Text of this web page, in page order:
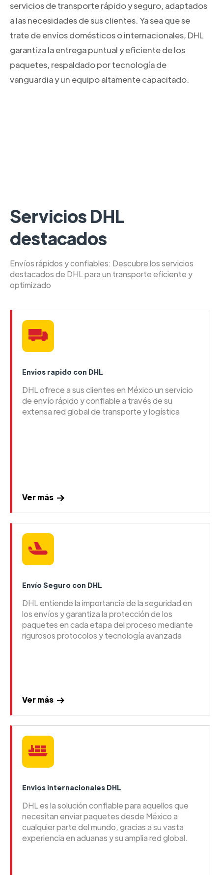
servicios de transporte rápido y seguro, adaptados
a las necesidades de sus clientes. Ya sea que se
trate de envíos domésticos o internacionales, DHL
garantiza la entrega puntual y eficiente de los
paquetes, respaldado por tecnología de
vanguardia y un equipo altamente capacitado.
Servicios DHL
destacados
Envíos rápidos y confiables: Descubre los servicios
destacados de DHL para un transporte eficiente y
optimizado
Envios rapido con DHL
DHL ofrece a sus clientes en México un servicio
de envío rápido y confiable a través de su
extensa red global de transporte y logística
Ver más
Envío Seguro con DHL
DHL entiende la importancia de la seguridad en
los envíos y garantiza la protección de los
paquetes en cada etapa del proceso mediante
rigurosos protocolos y tecnología avanzada
Ver más
Envios internacionales DHL
DHL es la solución confiable para aquellos que
necesitan enviar paquetes desde México a
cualquier parte del mundo, gracias a su vasta
experiencia en aduanas y su amplia red global.